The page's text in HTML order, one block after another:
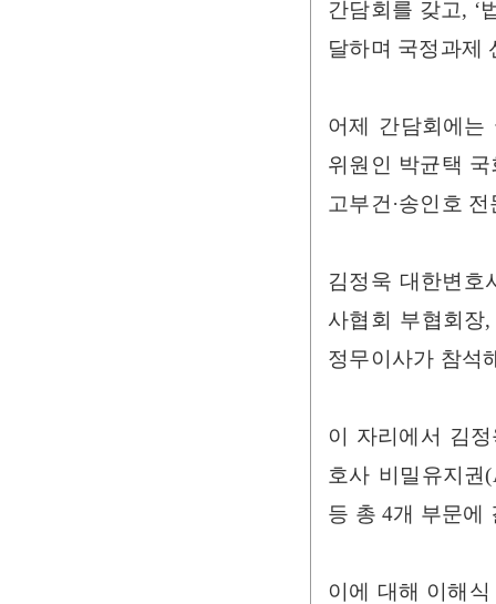
간담회를 갖고, ‘
달하며 국정과제
어제 간담회에는
위원인 박균택 국
고부건·송인호
김정욱 대한변호
사협회 부협회장
정무이사가 참석
이 자리에서 김
호사 비밀유지권
등 총 4개 부문에
이에 대해 이해